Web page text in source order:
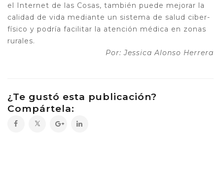
el Internet de las Cosas, también puede mejorar la
calidad de vida mediante un sistema de salud ciber-
físico y podría facilitar la atención médica en zonas
rurales.
Por: Jessica Alonso Herrera
¿Te gustó esta publicación?
Compártela: